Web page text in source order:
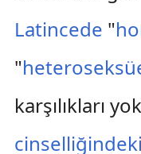
Latincede "
"
karşılıkları
cinselliğindeki